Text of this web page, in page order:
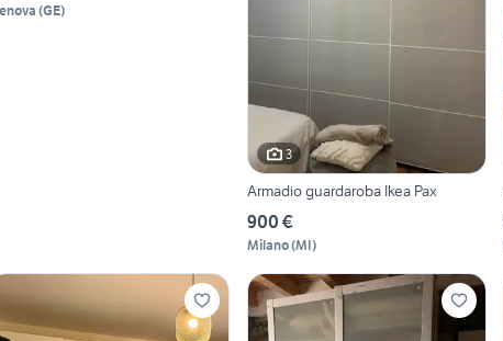
(GE)
3
Armadio guardaroba Ikea Pax
900 €
Milano(MI)